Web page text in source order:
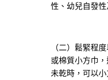
性、幼兒自發
（二）鬆緊程
或棉質小方巾
未乾時，可以